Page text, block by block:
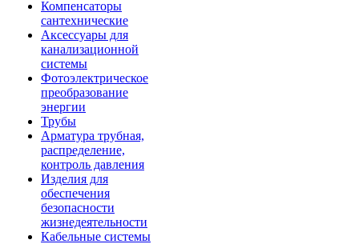
Компенсаторы
сантехнические
Аксессуары для
канализационной
системы
Фотоэлектрическое
преобразование
энергии
Трубы
Арматура трубная,
распределение,
контроль давления
Изделия для
обеспечения
безопасности
жизнедеятельности
Кабельные системы